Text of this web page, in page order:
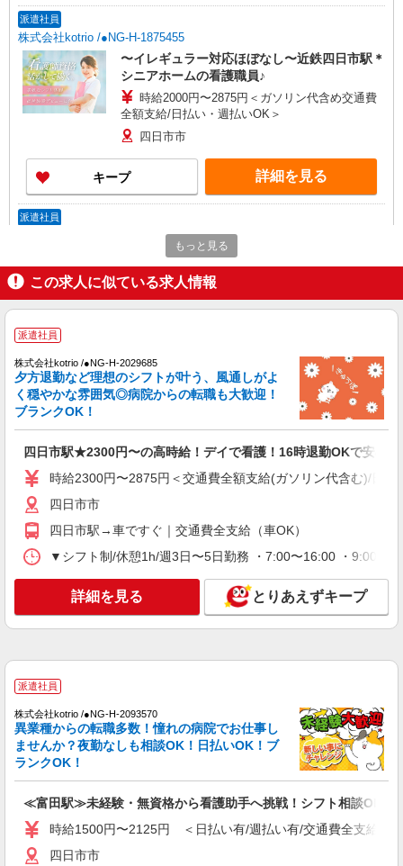
派遣社員
株式会社kotrio /●NG-H-1875455
〜イレギュラー対応ほぼなし〜近鉄四日市駅＊
シニアホームの看護職員♪
時給2000円〜2875円＜ガソリン代含め交通費
全額支給/日払い・週払いOK＞
四日市市
キープ 詳細を見る
派遣社員
株式会社kotrio /●NG-H-2093518
＜近鉄四日市＞元気も、プライベートも諦めな
い＊週3〜OK/看護助手
通費全支給(ガソリン代含む)＞
キープ 詳細を見る
派遣社員
株式会社kotrio /●NG-H-2031102
＜四日市駅＞週3〜＆日払いOK◎高収入な看
護スタッフ募集！
四日市市
派遣社員
株式会社kotrio /●NG-H-2029994
通費全支給(ガソリン代含む)＞
四日市市
詳細を見る
派遣社員
株式会社kotrio /●NG-H-2093575
もっと見る
この求人に似ている求人情報
派遣社員
株式会社kotrio /●NG-H-2029685
夕方退勤など理想のシフトが叶う、風通しがよ
く穏やかな雰囲気◎病院からの転職も大歓迎！
ブランクOK！
四日市駅★2300円〜の高時給！デイで看護！16時退勤OKで安心
時給2300円〜2875円＜交通費全額支給(ガソリン代含む)/日払
四日市市
四日市駅→車ですぐ｜交通費全支給（車OK）
▼シフト制/休憩1h/週3日〜5日勤務 ・7:00〜16:00 ・9:00〜
詳細を見る とりあえずキープ
派遣社員
株式会社kotrio /●NG-H-2093570
異業種からの転職多数！憧れの病院でお仕事し
ませんか？夜勤なしも相談OK！日払いOK！ブ
ランクOK！
≪富田駅≫未経験・無資格から看護助手へ挑戦！シフト相談OK♪
時給1500円〜2125円 ＜日払い有/週払い有/交通費全支給(ガ
四日市市